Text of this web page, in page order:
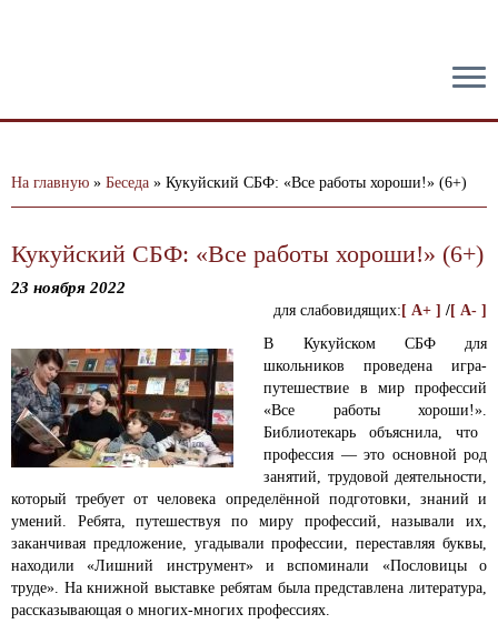
На главную » Беседа » Кукуйский СБФ: «Все работы хороши!» (6+)
Кукуйский СБФ: «Все работы хороши!» (6+)
23 ноября 2022
для слабовидящих: [ A+ ] /[ A- ]
В Кукуйском СБФ для
школьников проведена игра-
путешествие в мир профессий
«Все работы хороши!».
Библиотекарь объяснила, что
профессия — это основной род
занятий, трудовой деятельности,
который требует от человека определённой подготовки, знаний и
умений. Ребята, путешествуя по миру профессий, называли их,
заканчивая предложение, угадывали профессии, переставляя буквы,
находили «Лишний инструмент» и вспоминали «Пословицы о
труде». На книжной выставке ребятам была представлена литература,
рассказывающая о многих-многих профессиях.